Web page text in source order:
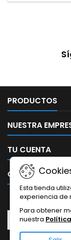
PRODUCTOS
NUESTRA
TU CUENTA
CONTACTO
Esta tienda
experiencia de
Para obtener
nuestra